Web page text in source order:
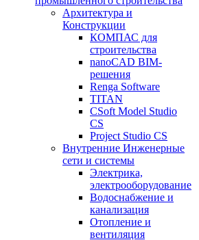
Архитектура и
Конструкции
КОМПАС для
строительства
nanoCAD BIM-
решения
Renga Software
TITAN
CSoft Model Studio
CS
Project Studio CS
Внутренние Инженерные
сети и системы
Электрика,
электрооборудование
Водоснабжение и
канализация
Отопление и
вентиляция